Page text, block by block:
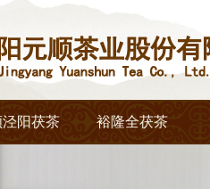
泾阳茯茶 裕隆全茯茶